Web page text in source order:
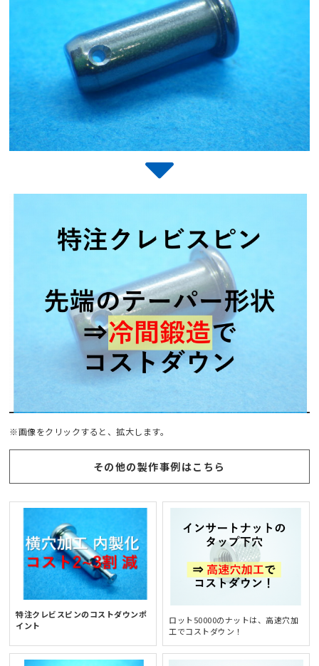
※画像をクリックすると、拡大します。
その他の製作事例はこちら
特注クレビスピンのコストダウンポ
イント
ロット50000のナットは、高速穴加
工でコストダウン！